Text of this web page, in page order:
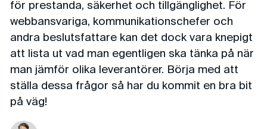
för prestanda, säkerhet och tillgänglighet. För
webbansvariga, kommunikationschefer och
andra beslutsfattare kan det dock vara knepigt
att lista ut vad man egentligen ska tänka på när
man jämför olika leverantörer. Börja med att
ställa dessa frågor så har du kommit en bra bit
på väg!